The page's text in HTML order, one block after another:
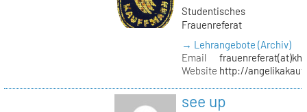
Studentisches
Frauenreferat
→ Lehrangebote (Archiv)
Email
Website http://
see up